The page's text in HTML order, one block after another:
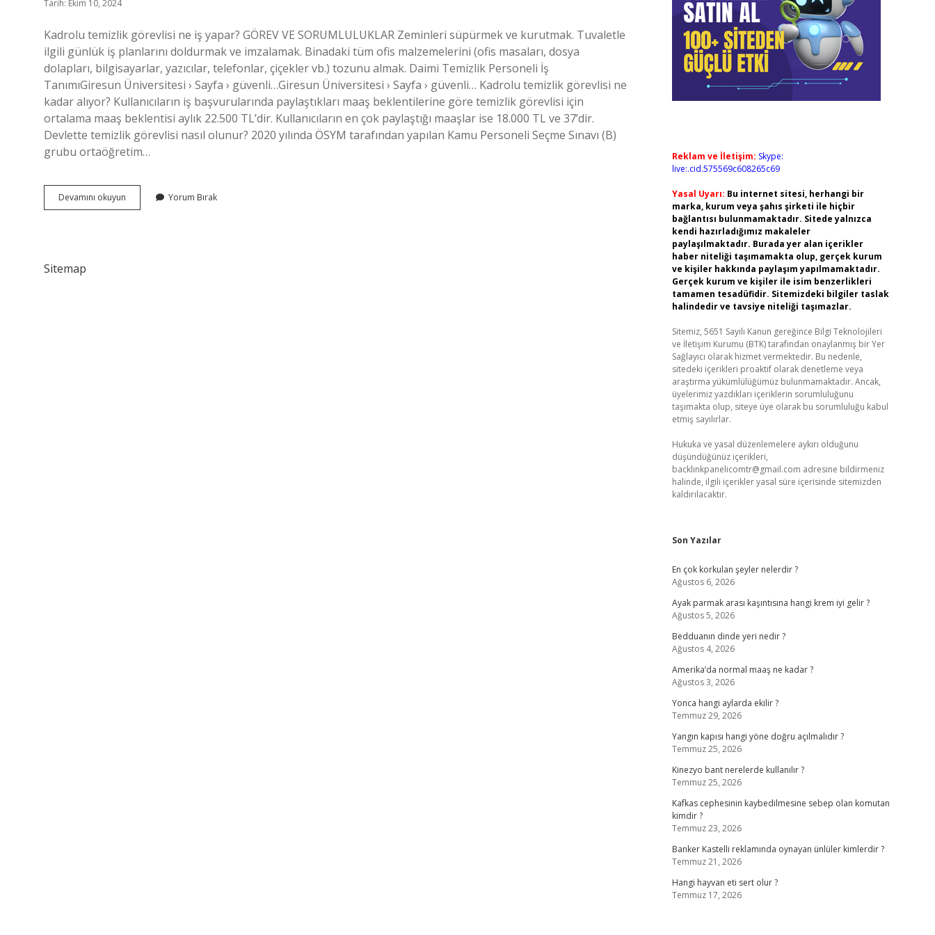
Tarih: Ekim 10, 2024
Kadrolu temizlik görevlisi ne iş yapar? GÖREV VE SORUMLULUKLAR Zeminleri süpürmek ve kurutmak. Tuvaletle
ilgili günlük iş planlarını doldurmak ve imzalamak. Binadaki tüm ofis malzemelerini (ofis masaları, dosya
dolapları, bilgisayarlar, yazıcılar, telefonlar, çiçekler vb.) tozunu almak. Daimi Temizlik Personeli İş
TanımıGiresun Üniversitesi › Sayfa › güvenli…Giresun Üniversitesi › Sayfa › güvenli… Kadrolu temizlik görevlisi ne
kadar alıyor? Kullanıcıların iş başvurularında paylaştıkları maaş beklentilerine göre temizlik görevlisi için
ortalama maaş beklentisi aylık 22.500 TL’dir. Kullanıcıların en çok paylaştığı maaşlar ise 18.000 TL ve 37’dir.
Devlette temizlik görevlisi nasıl olunur? 2020 yılında ÖSYM tarafından yapılan Kamu Personeli Seçme Sınavı (B)
grubu ortaöğretim…
Devamını okuyun Kadrolu
Temizlik
Yorum Bırak
Sitemap
Reklam ve İletişim: Skype:
live:.cid.575569c608265c69
Yasal Uyarı: Bu internet sitesi, herhangi bir
marka, kurum veya şahıs şirketi ile hiçbir
bağlantısı bulunmamaktadır. Sitede yalnızca
kendi hazırladığımız makaleler
paylaşılmaktadır. Burada yer alan içerikler
haber niteliği taşımamakta olup, gerçek kurum
ve kişiler hakkında paylaşım yapılmamaktadır.
Gerçek kurum ve kişiler ile isim benzerlikleri
tamamen tesadüfidir. Sitemizdeki bilgiler taslak
halindedir ve tavsiye niteliği taşımazlar.
Sitemiz, 5651 Sayılı Kanun gereğince Bilgi Teknolojileri
ve İletişim Kurumu (BTK) tarafından onaylanmış bir Yer
Sağlayıcı olarak hizmet vermektedir. Bu nedenle,
sitedeki içerikleri proaktif olarak denetleme veya
araştırma yükümlülüğümüz bulunmamaktadır. Ancak,
üyelerimiz yazdıkları içeriklerin sorumluluğunu
taşımakta olup, siteye üye olarak bu sorumluluğu kabul
etmiş sayılırlar.
Hukuka ve yasal düzenlemelere aykırı olduğunu
düşündüğünüz içerikleri,
backlinkpanelicomtr@gmail.com adresine bildirmeniz
halinde, ilgili içerikler yasal süre içerisinde sitemizden
kaldırılacaktır.
Son Yazılar
En çok korkulan şeyler nelerdir ?
Ağustos 6, 2026
Ayak parmak arası kaşıntısına hangi krem iyi gelir ?
Ağustos 5, 2026
Bedduanın dinde yeri nedir ?
Ağustos 4, 2026
Amerika’da normal maaş ne kadar ?
Ağustos 3, 2026
Yonca hangi aylarda ekilir ?
Temmuz 29, 2026
Yangın kapısı hangi yöne doğru açılmalıdır ?
Temmuz 25, 2026
Kinezyo bant nerelerde kullanılır ?
Temmuz 25, 2026
Kafkas cephesinin kaybedilmesine sebep olan komutan
kimdir ?
Temmuz 23, 2026
Banker Kastelli reklamında oynayan ünlüler kimlerdir ?
Temmuz 21, 2026
Hangi hayvan eti sert olur ?
Temmuz 17, 2026